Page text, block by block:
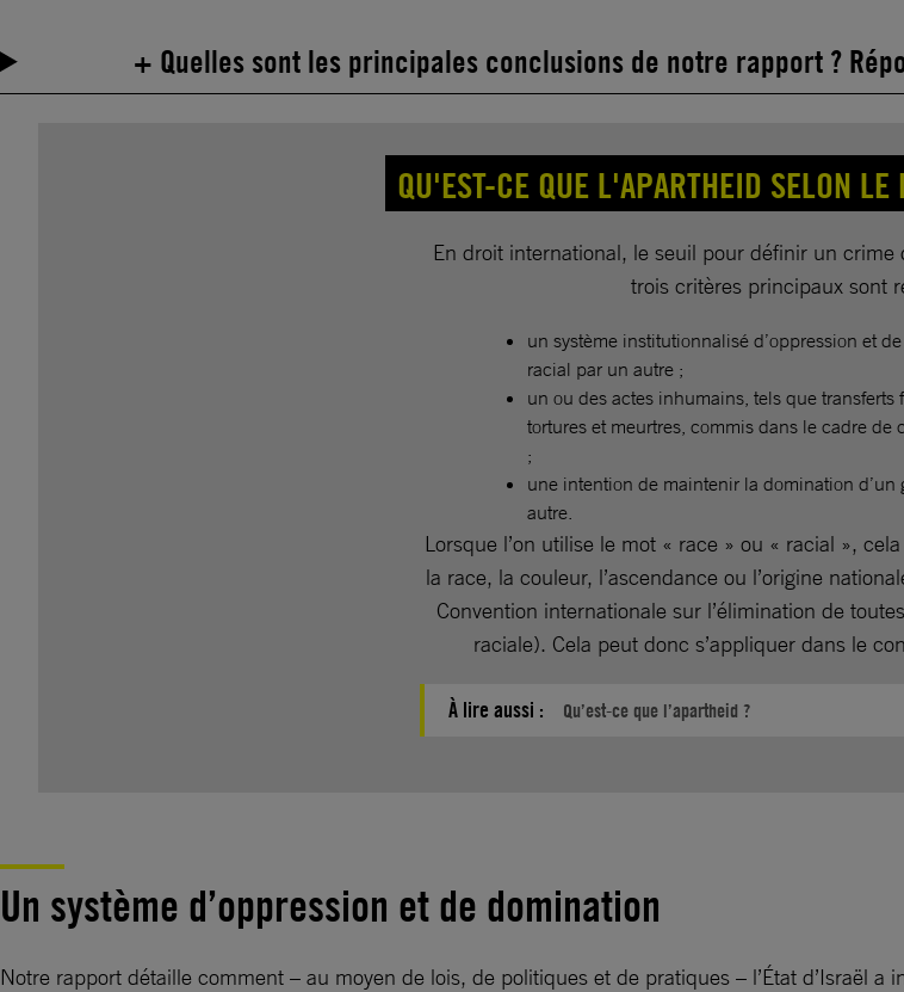
+ Quelles sont les principales conclusions de notre rapport ?
QU'EST-CE QUE L'APARTHEID SELON
En droit international, le seuil pour définir un crime
trois critères principaux sont
un système institutionnalisé d’oppression et
racial par un autre ;
un ou des actes inhumains, tels que transferts
tortures et meurtres, commis dans le cadre de
;
une intention de maintenir la domination d’un
autre.
Lorsque l’on utilise le mot « race » ou « racial »,
la race, la couleur, l’ascendance ou l’origine
Convention internationale sur l’élimination de
raciale). Cela peut donc s’appliquer dans le
À lire aussi : Qu’est-ce que l’apartheid ?
Un système d’oppression et de domination
Notre rapport détaille comment – au moyen de lois, de politiques et de pratiques – l’État d’Israël